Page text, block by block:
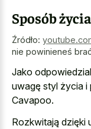
Sposób
Źródło:
nie powinieneś
Jako
uwagę styl życia i
Cavapoo.
Rozkwitają dzięki